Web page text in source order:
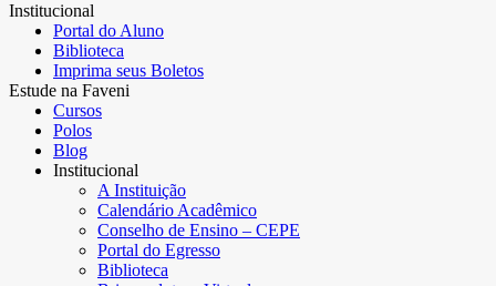
Institucional
Portal do Aluno
Biblioteca
Imprima seus Boletos
Estude na Faveni
Cursos
Polos
Blog
Institucional
A Instituição
Calendário Acadêmico
Conselho de Ensino – CEPE
Portal do Egresso
Biblioteca